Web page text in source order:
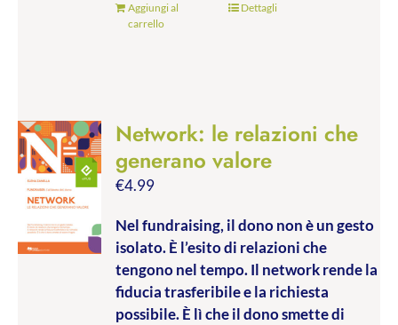
Aggiungi al
carrello
Dettagli
Network: le relazioni che
generano valore
€4.99
Nel fundraising, il dono non è un gesto
isolato. È l’esito di relazioni che
tengono nel tempo. Il network rende la
fiducia trasferibile e la richiesta
possibile. È lì che il dono smette di